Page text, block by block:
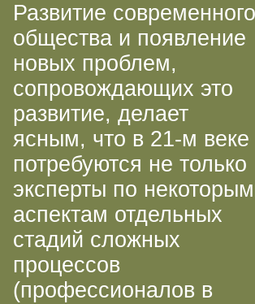
Развитие современного
общества и появление
новых проблем,
сопровождающих это
развитие, делает
ясным, что в 21-м веке
потребуются не только
эксперты по некоторым
аспектам отдельных
стадий сложных
процессов
(профессионалов в